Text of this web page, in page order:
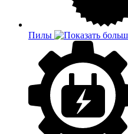
Пилы